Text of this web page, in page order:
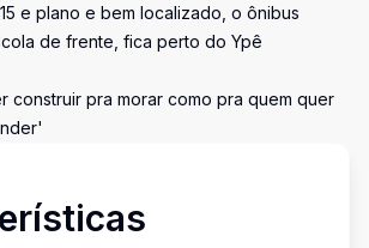
e plano e bem localizado, o ônibus
de frente, fica perto do Ypê
construir pra morar como pra quem quer